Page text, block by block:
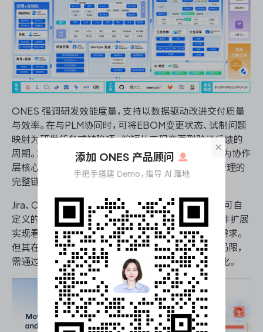
ONES 强调研发效能度量，支持以数据驱动改进交付质量
与效率。在与PLM协同时，可将EBOM变更状态、试制问题
映射为研发任务或缺陷项，缩短从工程变更到验证反馈的
周期。对于寻求统一研发工作台的组织，ONES 可作为协作
层核心，承接需求拆解、任务分派、测试执行与发布管理的
完整链路。
Jira、ClickUp、Monday等通用工具凭借上手快、流程可自
定义的特点，被不少机械团队用于敏捷实践。通过插件扩展
实现看板/甘特混合视图后，可支撑阶段关卡的基本需求。
但其在BOM深度关联、图纸版本控制方面存在天然局限，
需通过API或中间件与PLM耦合，避免工程数据碎片化。
×
添加 ONES 产品顾问
手把手搭建 Demo，指导 AI 落地